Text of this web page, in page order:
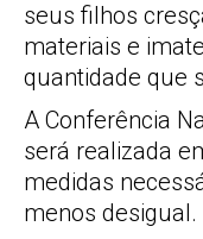
seus filhos
materiais e
quantidade que
A Conferência
será realizada
medidas
menos desigual.